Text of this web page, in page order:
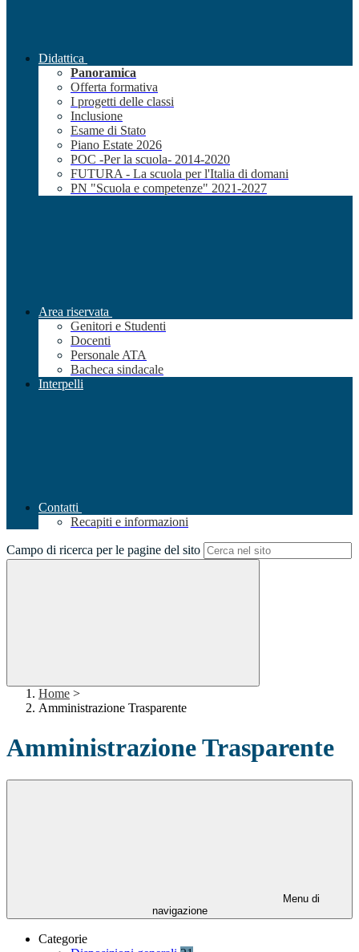
Didattica
Panoramica
Offerta formativa
I progetti delle classi
Inclusione
Esame di Stato
Piano Estate 2026
POC -Per la scuola- 2014-2020
FUTURA - La scuola per l'Italia di domani
PN "Scuola e competenze" 2021-2027
Area riservata
Genitori e Studenti
Docenti
Personale ATA
Bacheca sindacale
Interpelli
Contatti
Recapiti e informazioni
Campo di ricerca per le pagine del sito
Home >
Amministrazione Trasparente
Amministrazione Trasparente
Menu di
navigazione
Categorie